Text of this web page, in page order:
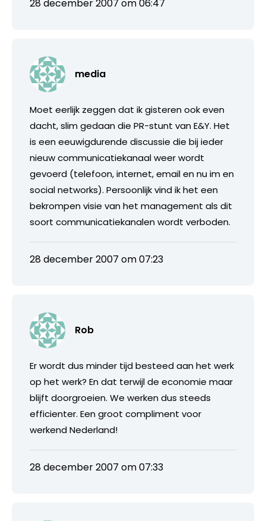
28 december 2007 om 06:47
media
Moet eerlijk zeggen dat ik gisteren ook even
dacht, slim gedaan die PR-stunt van E&Y. Het
is een eeuwigdurende discussie die bij ieder
nieuw communicatiekanaal weer wordt
gevoerd (telefoon, internet, email en nu im en
social networks). Persoonlijk vind ik het een
bekrompen visie van het management als dit
soort communicatiekanalen wordt verboden.
28 december 2007 om 07:23
Rob
Er wordt dus minder tijd besteed aan het werk
op het werk? En dat terwijl de economie maar
blijft doorgroeien. We werken dus steeds
efficienter. Een groot compliment voor
werkend Nederland!
28 december 2007 om 07:33